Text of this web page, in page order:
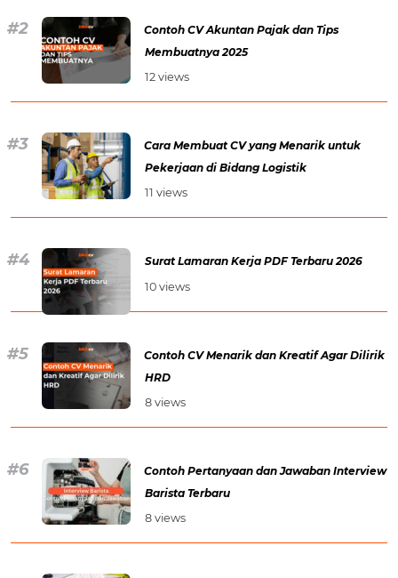
Contoh CV Akuntan Pajak dan Tips
Membuatnya 2025
12 views
Cara Membuat CV yang Menarik untuk
Pekerjaan di Bidang Logistik
11 views
Surat Lamaran Kerja PDF Terbaru 2026
10 views
Contoh CV Menarik dan Kreatif Agar Dilirik
HRD
8 views
Contoh Pertanyaan dan Jawaban Interview
Barista Terbaru
8 views